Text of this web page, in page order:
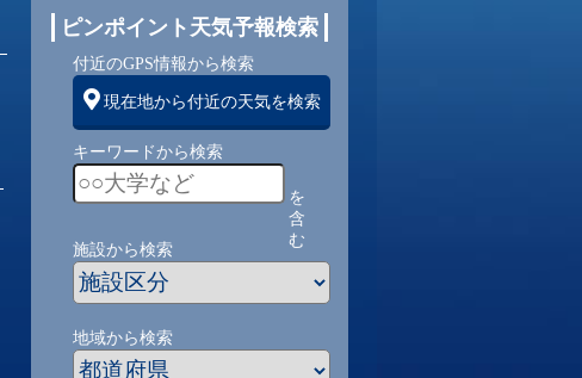
1 2 1 1
ピンポイント天気予報検索
付近のGPS情報から検索
現在地から付近の天気を検索
キーワードから検索
を
含
む
施設から検索
地域から検索